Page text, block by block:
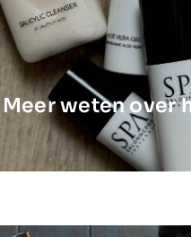
Meer weten over